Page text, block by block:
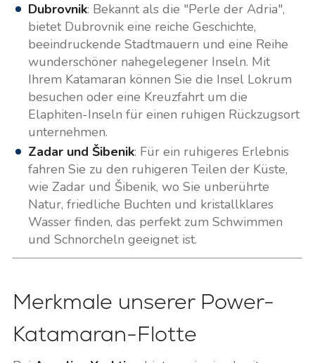
Dubrovnik: Bekannt als die "Perle der Adria",
bietet Dubrovnik eine reiche Geschichte,
beeindruckende Stadtmauern und eine Reihe
wunderschöner nahegelegener Inseln. Mit
Ihrem Katamaran können Sie die Insel Lokrum
besuchen oder eine Kreuzfahrt um die
Elaphiten-Inseln für einen ruhigen Rückzugsort
unternehmen.
Zadar und Šibenik: Für ein ruhigeres Erlebnis
fahren Sie zu den ruhigeren Teilen der Küste,
wie Zadar und Šibenik, wo Sie unberührte
Natur, friedliche Buchten und kristallklares
Wasser finden, das perfekt zum Schwimmen
und Schnorcheln geeignet ist.
Merkmale unserer Power-
Katamaran-Flotte